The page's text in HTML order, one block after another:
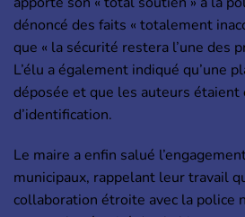
dénoncé des faits « totalement
que « la sécurité restera l’une des
L’élu a également indiqué qu’une
déposée et que les auteurs étaient
d’identification.
Le maire a enfin salué
municipaux, rappelant leur travail
collaboration étroite avec la police